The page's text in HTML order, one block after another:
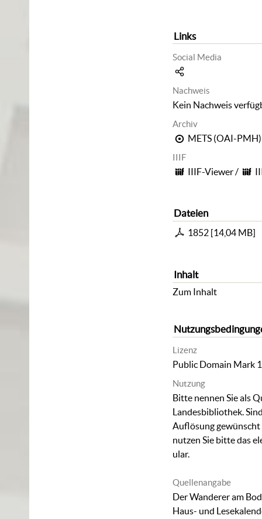
Links
Social Media
Nachweis
Kein Nachweis
Archiv
METS (OAI-PMH)
IIIF
IIIF-Viewer/
Dateien
1852[14,04 MB]
Inhalt
Zum Inhalt
Lizenz
Public Domain Mark
Nutzung
Bitte nennen Sie als
Landesbibliothek.
Auflösung
nutzen Sie bitte das
ular.
Quellenangabe
Der Wanderer am
Haus- und